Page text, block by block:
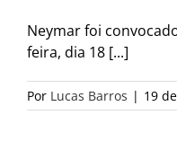
Neymar foi
feira, dia 18 [...]
Por Lucas Barros | 19